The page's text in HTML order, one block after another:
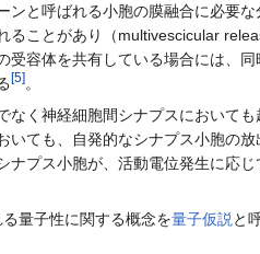
と呼ばれる小胞の膜融合に必要
ことがあり（multivescicular
容体を共有している場合には、
[5]。
く神経細胞間シナプスにおいても
ても、自発的なシナプス小胞の
プス小胞が、活動電位発生に応
量子性に関する概念を量子仮説 と